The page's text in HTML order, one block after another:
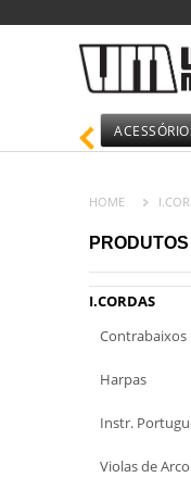
HOME
PRODUTOS
I.CORDAS
Contrabaixos
Harpas
Instr.
Violas de Arco